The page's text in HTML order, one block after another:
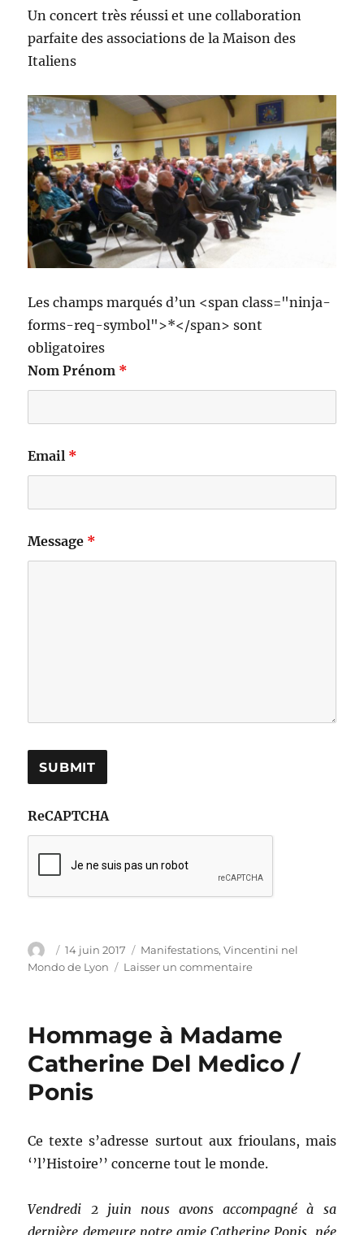
Un concert très réussi et une collaboration
parfaite des associations de la Maison des
Italiens
Les champs marqués d’un <span class="ninja-
forms-req-symbol">*</span> sont
obligatoires
Nom Prénom *
Email *
Message *
ReCAPTCHA
Auteur
Publié
le
14 juin 2017 Catégories
Manifestations,Vincentini nel
Mondo de Lyon
Laisser un commentairesur
Hommage à Madame
Catherine Del Medico /
Ponis
Ce texte s’adresse surtout aux frioulans, mais
‘’l’Histoire’’ concerne tout le monde.
Vendredi 2 juin nous avons accompagné à sa